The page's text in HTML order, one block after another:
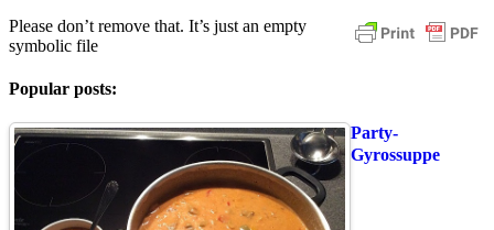
Please don’t remove that. It’s just an empty
symbolic file
Popular posts:
Party-
Gyrossuppe